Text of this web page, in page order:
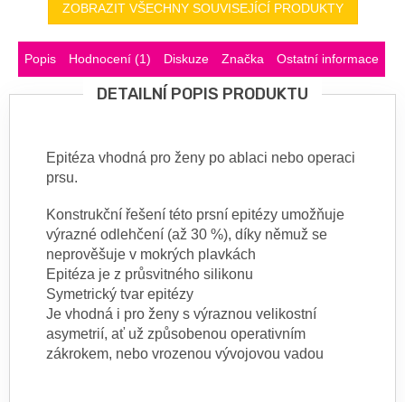
ZOBRAZIT VŠECHNY SOUVISEJÍCÍ PRODUKTY
Popis Hodnocení (1) Diskuze Značka Ostatní informace
DETAILNÍ POPIS PRODUKTU
Epitéza vhodná pro ženy po ablaci nebo operaci
prsu.
Konstrukční řešení této prsní epitézy umožňuje
výrazné odlehčení (až 30 %), díky němuž se
neprověšuje v mokrých plavkách
Epitéza je z průsvitného silikonu
Symetrický tvar epitézy
Je vhodná i pro ženy s výraznou velikostní
asymetrií, ať už způsobenou operativním
zákrokem, nebo vrozenou vývojovou vadou